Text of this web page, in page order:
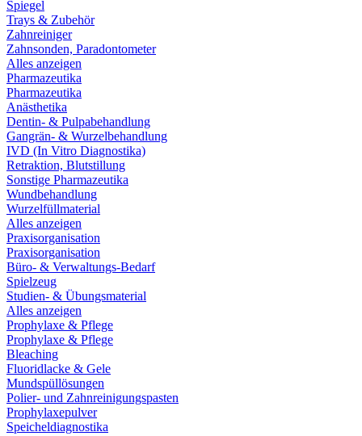
Spiegel
Trays & Zubehör
Zahnreiniger
Zahnsonden, Paradontometer
Alles anzeigen
Pharmazeutika
Pharmazeutika
Anästhetika
Dentin- & Pulpabehandlung
Gangrän- & Wurzelbehandlung
IVD (In Vitro Diagnostika)
Retraktion, Blutstillung
Sonstige Pharmazeutika
Wundbehandlung
Wurzelfüllmaterial
Alles anzeigen
Praxisorganisation
Praxisorganisation
Büro- & Verwaltungs-Bedarf
Spielzeug
Studien- & Übungsmaterial
Alles anzeigen
Prophylaxe & Pflege
Prophylaxe & Pflege
Bleaching
Fluoridlacke & Gele
Mundspüllösungen
Polier- und Zahnreinigungspasten
Prophylaxepulver
Speicheldiagnostika